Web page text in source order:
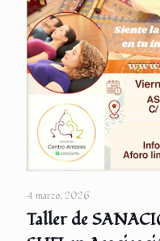
4 marzo, 2026
Taller de